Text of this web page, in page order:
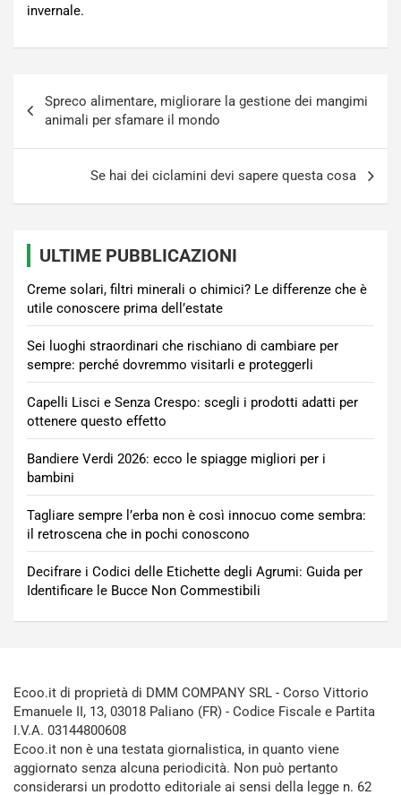
invernale.
articoli
Spreco alimentare, migliorare la gestione dei mangimi
animali per sfamare il mondo
Se hai dei ciclamini devi sapere questa cosa
ULTIME PUBBLICAZIONI
Creme solari, filtri minerali o chimici? Le differenze che è
utile conoscere prima dell’estate
Sei luoghi straordinari che rischiano di cambiare per
sempre: perché dovremmo visitarli e proteggerli
Capelli Lisci e Senza Crespo: scegli i prodotti adatti per
ottenere questo effetto
Bandiere Verdi 2026: ecco le spiagge migliori per i
bambini
Tagliare sempre l’erba non è così innocuo come sembra:
il retroscena che in pochi conoscono
Decifrare i Codici delle Etichette degli Agrumi: Guida per
Identificare le Bucce Non Commestibili
Ecoo.it di proprietà di DMM COMPANY SRL - Corso Vittorio
Emanuele II, 13, 03018 Paliano (FR) - Codice Fiscale e Partita
I.V.A. 03144800608
Ecoo.it non è una testata giornalistica, in quanto viene
aggiornato senza alcuna periodicità. Non può pertanto
considerarsi un prodotto editoriale ai sensi della legge n. 62